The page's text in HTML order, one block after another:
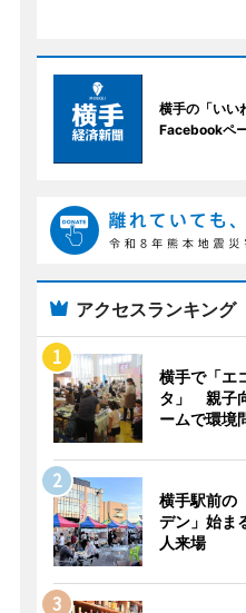
横手の「いい
Facebookペ
アクセスランキング
横手で「エ
タ」 親子
ームで環境
横手駅前の
デン」始
人来場